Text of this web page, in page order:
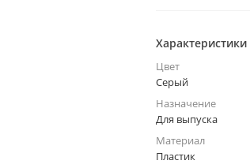
Характеристики
Цвет
Серый
Назначение
Для выпуска
Материал
Пластик